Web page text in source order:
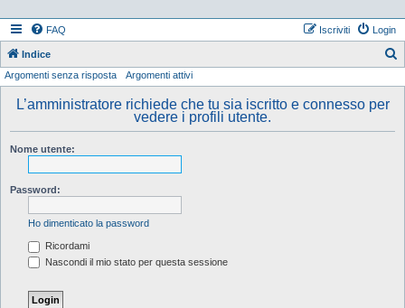
FAQ Login
Iscriviti
Indice
Argomenti senza risposta Argomenti attivi
L’amministratore richiede che tu sia iscritto e connesso per
vedere i profili utente.
Nome utente:
Password:
Ho dimenticato la password
Ricordami
Nascondi il mio stato per questa sessione